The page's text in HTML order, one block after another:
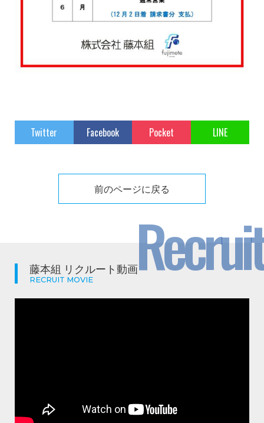
Twitter Facebook Pocket LINE
前のページに戻る
Recruit
藤本組 リクルート動画
RECRUIT MOVIE